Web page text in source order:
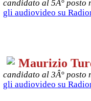
candidato al 5Â°
gli audiovideo su
Maurizio
candidato al 3Â°
gli audiovideo su